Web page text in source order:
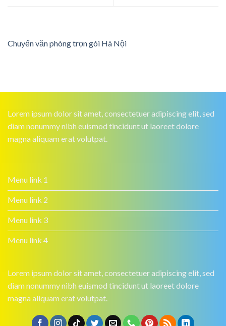
Chuyển văn phòng trọn gói Hà Nội
Lorem ipsum dolor sit amet, consectetuer adipiscing elit, sed
diam nonummy nibh euismod tincidunt ut laoreet dolore
magna aliquam erat volutpat.
Menu link 1
Menu link 2
Menu link 3
Menu link 4
Lorem ipsum dolor sit amet, consectetuer adipiscing elit, sed
diam nonummy nibh euismod tincidunt ut laoreet dolore
magna aliquam erat volutpat.